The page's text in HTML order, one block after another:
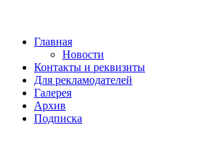
Главная
Новости
Контакты и реквизиты
Для рекламодателей
Галерея
Архив
Подписка